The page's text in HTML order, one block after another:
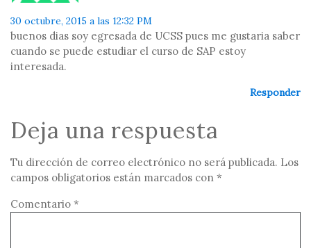
30 octubre, 2015 a las 12:32 PM
buenos dias soy egresada de UCSS pues me gustaria saber
cuando se puede estudiar el curso de SAP estoy
interesada.
Responder
Deja una respuesta
Tu dirección de correo electrónico no será publicada. Los
campos obligatorios están marcados con *
Comentario *